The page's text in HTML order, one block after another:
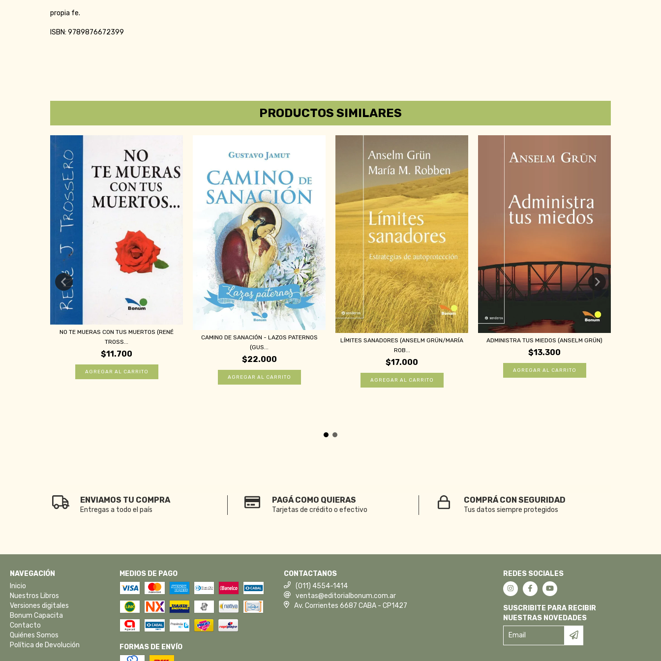
propia fe.
ISBN: 9789876672399
PRODUCTOS SIMILARES
NO TE MUERAS CON TUS MUERTOS (RENÉ
TROSS...
$11.700
CAMINO DE SANACIÓN - LAZOS PATERNOS
(GUS...
$22.000
LÍMITES SANADORES (ANSELM GRÜN/MARÍA
ROB...
$17.000
ADMINISTRA TUS MIEDOS (ANSELM GRÜN)
$13.300
ENVIAMOS TU COMPRA
Entregas a todo el país
PAGÁ COMO QUIERAS
Tarjetas de crédito o efectivo
COMPRÁ CON SEGURIDAD
Tus datos siempre protegidos
NAVEGACIÓN
Inicio
Nuestros Libros
Versiones digitales
Bonum Capacita
Contacto
Quiénes Somos
Política de Devolución
MEDIOS DE PAGO
FORMAS DE ENVÍO
CONTACTANOS
(011) 4554-1414
ventas@editorialbonum.com.ar
Av. Corrientes 6687 CABA - CP1427
REDES SOCIALES
SUSCRIBITE PARA RECIBIR
NUESTRAS NOVEDADES